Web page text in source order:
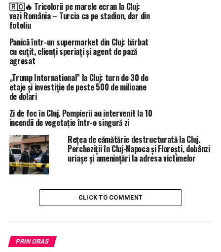
🇷🇴🔥 Tricolorii pe marele ecran la Cluj:
vezi România – Turcia ca pe stadion, dar din
fotoliu
Panicǎ într-un supermarket din Cluj: bărbat
cu cuțit, clienți speriați și agent de pază
agresat
„Trump International” la Cluj: turn de 30 de
etaje și investiție de peste 500 de milioane
de dolari
Zi de foc în Cluj. Pompierii au intervenit la 10
incendii de vegetație într-o singură zi
Rețea de cămătărie destructurată la Cluj.
Percheziții în Cluj-Napoca și Florești, dobânzi
uriașe și amenințări la adresa victimelor
CLICK TO COMMENT
PRIN ORAS